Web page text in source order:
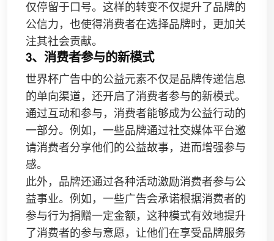
仅停留于口号。这样的转变不仅提升了品牌的
公信力，也使得消费者在选择品牌时，更加关
注其社会贡献。
3、消费者参与的新模式
世界杯广告中的公益元素不仅是品牌传递信息
的单向渠道，还开启了消费者参与的新模式。
通过互动和参与，消费者能够成为公益行动的
一部分。例如，一些品牌通过社交媒体平台邀
请消费者分享他们的公益故事，进而增强参与
感。
此外，品牌还通过各种活动激励消费者参与公
益事业。例如，一些广告会承诺根据消费者的
参与行为捐赠一定金额，这种模式有效地提升
了消费者的参与意愿，让他们在享受品牌服务